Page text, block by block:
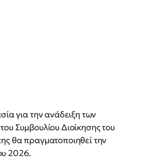
για την ανάδειξη των
Συμβουλίου Διοίκησης του
θα πραγματοποιηθεί την
2026.